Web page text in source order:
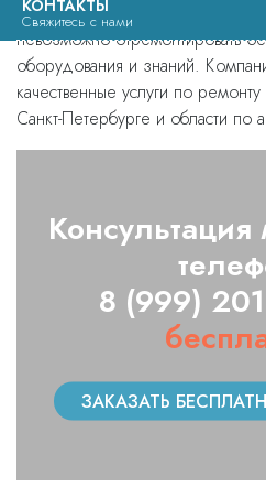
КОНТАКТЫ
Свяжитесь с нами
В большинстве случаев данную
невозможно отремонтировать
оборудования и знаний.
качественные услуги по
Санкт-Петербурге и области по
8 (999)
ЗАКАЗАТЬ